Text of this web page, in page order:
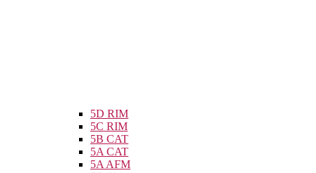
5D RIM
5C RIM
5B CAT
5A CAT
5A AFM